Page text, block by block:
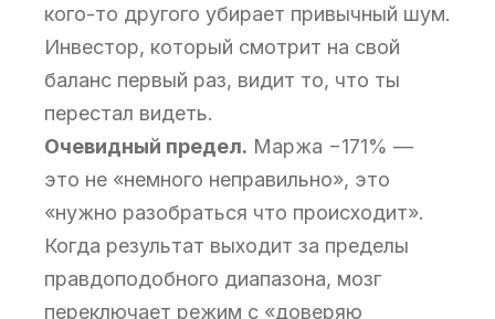
кого-то другого убирает привычный шум.
Инвестор, который смотрит на свой
баланс первый раз, видит то, что ты
перестал видеть.
Очевидный предел. Маржа −171% —
это не «немного неправильно», это
«нужно разобраться что происходит».
Когда результат выходит за пределы
правдоподобного диапазона, мозг
переключает режим с «доверяю